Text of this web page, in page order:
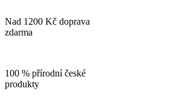
Nad 1200 Kč doprava
zdarma
100 % přírodní české
produkty